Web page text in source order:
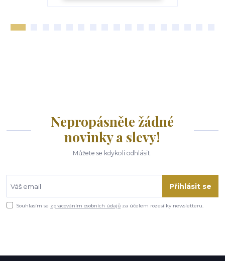
Nepropásněte žádné
novinky a slevy!
Můžete se kdykoli odhlásit.
Přihlásit se
Souhlasím se zpracováním osobních údajů za účelem rozesílky newsletteru.